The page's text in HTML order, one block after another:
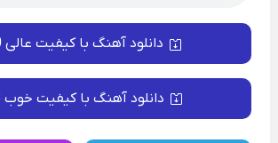
دانلود آهنگ با کیفیت عالی 320
دانلود آهنگ با کیفیت خوب 128